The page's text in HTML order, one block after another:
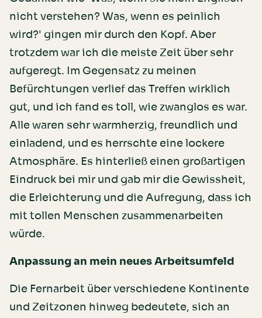
nicht verstehen? Was, wenn es peinlich
wird?' gingen mir durch den Kopf. Aber
trotzdem war ich die meiste Zeit über sehr
aufgeregt. Im Gegensatz zu meinen
Befürchtungen verlief das Treffen wirklich
gut, und ich fand es toll, wie zwanglos es war.
Alle waren sehr warmherzig, freundlich und
einladend, und es herrschte eine lockere
Atmosphäre. Es hinterließ einen großartigen
Eindruck bei mir und gab mir die Gewissheit,
die Erleichterung und die Aufregung, dass ich
mit tollen Menschen zusammenarbeiten
würde.
Anpassung an mein neues Arbeitsumfeld
Die Fernarbeit über verschiedene Kontinente
und Zeitzonen hinweg bedeutete, sich an